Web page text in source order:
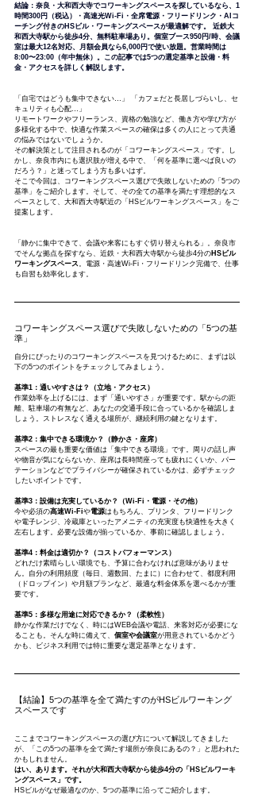
結論：奈良・大和西大寺でコワーキングスペースを探しているなら、1
時間300円（税込）・高速光Wi-Fi・全席電源・フリードリンク・AIコ
ーチング付きのHSビル・ワーキングスペースが最適解です。
近鉄大
和西大寺駅から徒歩4分、無料駐車場あり。個室ブース950円/時、会議
室は最大12名対応、月額会員なら6,000円で使い放題。営業時間は
8:00〜23:00（年中無休）。この記事では5つの選定基準と設備・料
金・アクセスを詳しく解説します。
「自宅ではどうも集中できない…」 「カフェだと長居しづらいし、セ
キュリティも心配…」
リモートワークやフリーランス、資格の勉強など、働き方や学び方が
多様化する中で、快適な作業スペースの確保は多くの人にとって共通
の悩みではないでしょうか。
その解決策として注目されるのが「コワーキングスペース」です。し
かし、奈良市内にも選択肢が増える中で、「何を基準に選べば良いの
だろう？」と迷ってしまう方も多いはず。
そこで今回は、コワーキングスペース選びで失敗しないための「5つの
基準」をご紹介します。そして、その全ての基準を満たす理想的なス
ペースとして、大和西大寺駅近の「HSビルワーキングスペース」をご
提案します。
「静かに集中できて、会議や来客にもすぐ切り替えられる」。奈良市
でそんな拠点を探すなら、近鉄・大和西大寺駅から徒歩4分の HSビル
ワーキングスペース。電源・高速Wi‑Fi・フリードリンク完備で、仕事
も自習も効率化します。
コワーキングスペース選びで失敗しないための「5つの基
準」
自分にぴったりのコワーキングスペースを見つけるために、まずは以
下の5つのポイントをチェックしてみましょう。
基準1：通いやすさは？（立地・アクセス）
作業効率を上げるには、まず「通いやすさ」が重要です。駅からの距
離、駐車場の有無など、あなたの交通手段に合っているかを確認しま
しょう。ストレスなく通える場所が、継続利用の鍵となります。
基準2：集中できる環境か？（静かさ・座席）
スペースの最も重要な価値は「集中できる環境」です。周りの話し声
や物音が気にならないか、座席は長時間座っても疲れにくいか、パー
テーションなどでプライバシーが確保されているかは、必ずチェック
したいポイントです。
基準3：設備は充実しているか？（Wi-Fi・電源・その他）
今や必須の高速Wi-Fiや電源はもちろん、プリンタ、フリードリンク
や電子レンジ、冷蔵庫といったアメニティの充実度も快適性を大きく
左右します。必要な設備が揃っているか、事前に確認しましょう。
基準4：料金は適切か？（コストパフォーマンス）
どれだけ素晴らしい環境でも、予算に合わなければ意味がありませ
ん。自分の利用頻度（毎日、週数回、たまに）に合わせて、都度利用
（ドロップイン）や月額プランなど、最適な料金体系を選べるかが重
要です。
基準5：多様な用途に対応できるか？（柔軟性）
静かな作業だけでなく、時にはWEB会議や電話、来客対応が必要にな
ることも。そんな時に備えて、 個室や会議室が用意されているかどう
かも、ビジネス利用では特に重要な選定基準となります。
【結論】5つの基準を全て満たすのがHSビルワーキング
スペースです
ここまでコワーキングスペースの選び方について解説してきました
が、「この5つの基準を全て満たす場所が奈良にあるの？」と思われた
かもしれません。
はい、あります。それが大和西大寺駅から徒歩4分の「HSビルワーキ
ングスペース」です。
HSビルがなぜ最適なのか、5つの基準に沿ってご紹介します。